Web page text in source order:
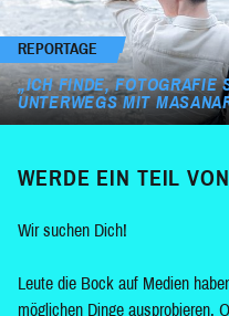
REPORTAGE
„ICH FINDE, FOTOGRAFIE
UNTERWEGS MIT
WERDE EIN TEIL
Wir suchen Dich!
Leute die Bock auf Medien
möglichen Dinge ausprobieren.